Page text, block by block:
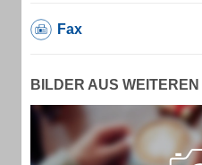
Fax
BILDER AUS